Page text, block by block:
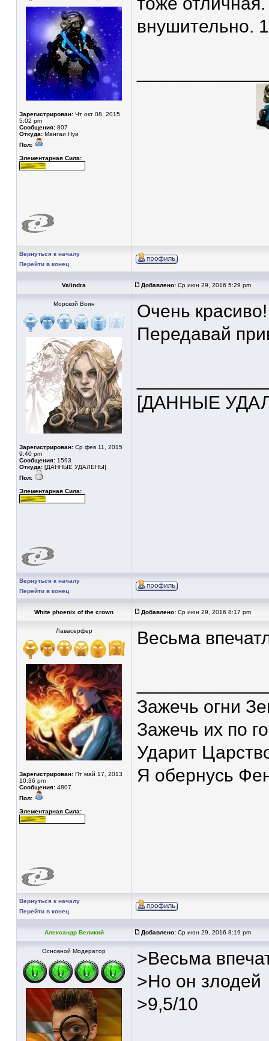
Зарегистрирован: Чт окт 08, 2015
5:02 pm
Сообщения: 807
Откуда: Мангаи Нуи
Пол:
Элементарная Сила:
внушительно.
Вернуться к началу
Перейти в конец
Valindra Добавлено: Ср июн 29, 2016 5:29 pm
Морской Воин
Зарегистрирован: Ср фев 11, 2015
9:40 pm
Сообщения: 1593
Откуда: [ДАННЫЕ УДАЛЕНЫ]
Пол:
Элементарная Сила:
Очень
Передавай
[ДАННЫЕ
Вернуться к началу
Перейти в конец
White phoenix of the crown Добавлено: Ср июн 29, 2016 8:17 pm
Лавасерфер
Зарегистрирован: Пт май 17, 2013
10:36 pm
Сообщения: 4807
Пол:
Элементарная Сила:
Весьма
Зажечь огни
Зажечь их по
Ударит
Я обернусь
Вернуться к началу
Перейти в конец
Александр Великий Добавлено: Ср июн 29, 2016 8:19 pm
Основной Модератор
>Весьма
>Но он злодей
>9,5/10